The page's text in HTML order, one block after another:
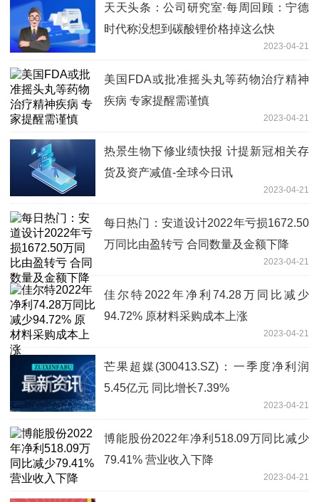
天天头条：公司研究室·每周回顾：宁德
时代称没想到碳酸锂价格掉这么快
2023-04-21
美国FDA或批准摇头丸等药物治疗精神
疾病 专家提醒需谨慎
2023-04-21
热景生物下修业绩快报 计提新冠相关存
货及资产减值-全球今日讯
2023-04-21
每日热门：安道设计2022年亏损1672.50
万同比由盈转亏 合同数量及金额下降
2023-04-21
佳尔特2022年净利74.28万同比减少
94.72% 原材料采购成本上涨
2023-04-21
芒果超媒(300413.SZ)：一季度净利润
5.45亿元 同比增长7.39%
2023-04-21
博能股份2022年净利518.09万同比减少
79.41% 营业收入下降
2023-04-21